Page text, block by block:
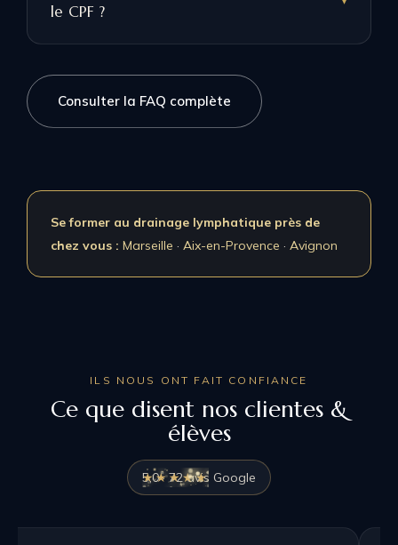
le CPF ?
Consulter la FAQ complète
Se former au drainage lymphatique près de
chez vous : Marseille · Aix-en-Provence · Avignon
ILS NOUS ONT FAIT CONFIANCE
Ce que disent nos clientes &
élèves
★★★★★
5,0 · 72 avis Google